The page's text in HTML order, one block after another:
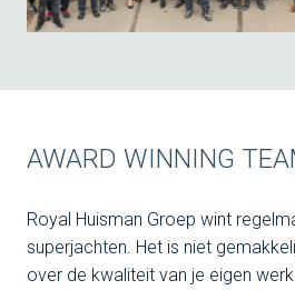
AWARD WINNING
Royal Huisman Groep wint
superjachten. Het is niet